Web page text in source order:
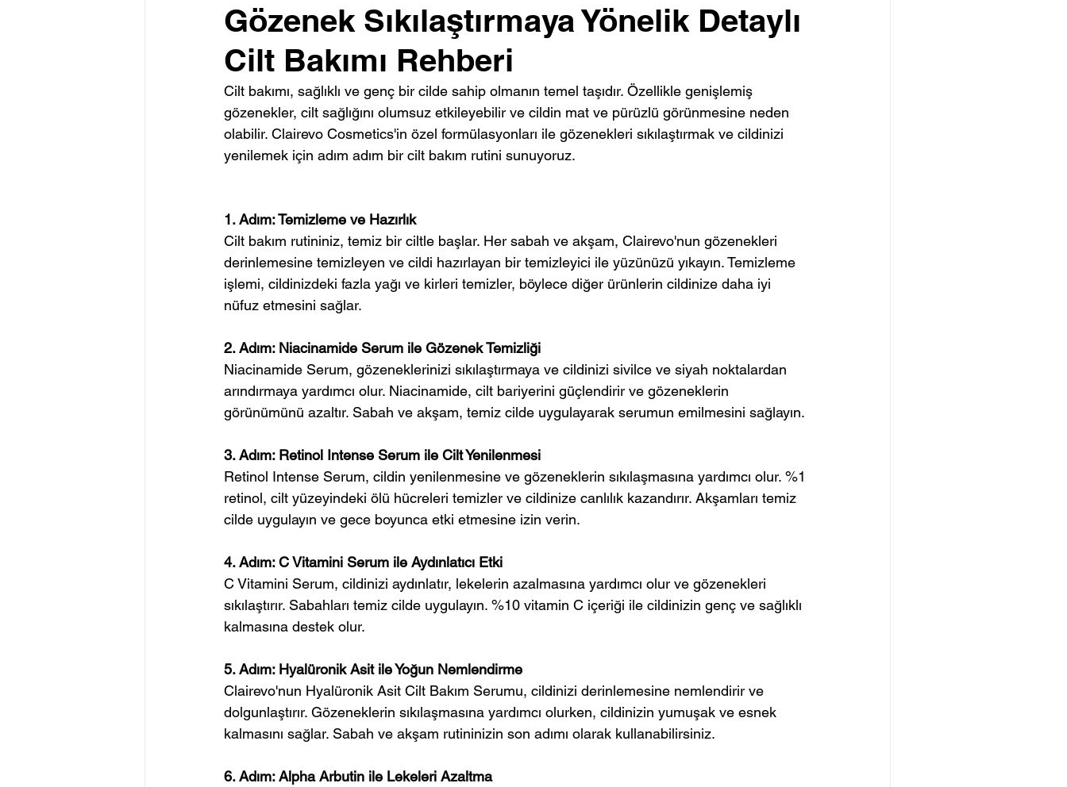
Gözenek Sıkılaştırmaya Yönelik Detaylı
Cilt Bakımı Rehberi
Cilt bakımı, sağlıklı ve genç bir cilde sahip olmanın temel taşıdır. Özellikle genişlemiş
gözenekler, cilt sağlığını olumsuz etkileyebilir ve cildin mat ve pürüzlü görünmesine neden
olabilir. Clairevo Cosmetics'in özel formülasyonları ile gözenekleri sıkılaştırmak ve cildinizi
yenilemek için adım adım bir cilt bakım rutini sunuyoruz.
1. Adım: Temizleme ve Hazırlık
Cilt bakım rutininiz, temiz bir ciltle başlar. Her sabah ve akşam, Clairevo'nun gözenekleri
derinlemesine temizleyen ve cildi hazırlayan bir temizleyici ile yüzünüzü yıkayın. Temizleme
işlemi, cildinizdeki fazla yağı ve kirleri temizler, böylece diğer ürünlerin cildinize daha iyi
nüfuz etmesini sağlar.
2. Adım: Niacinamide Serum ile Gözenek Temizliği
Niacinamide Serum, gözeneklerinizi sıkılaştırmaya ve cildinizi sivilce ve siyah noktalardan
arındırmaya yardımcı olur. Niacinamide, cilt bariyerini güçlendirir ve gözeneklerin
görünümünü azaltır. Sabah ve akşam, temiz cilde uygulayarak serumun emilmesini sağlayın.
3. Adım: Retinol Intense Serum ile Cilt Yenilenmesi
Retinol Intense Serum, cildin yenilenmesine ve gözeneklerin sıkılaşmasına yardımcı olur. %1
retinol, cilt yüzeyindeki ölü hücreleri temizler ve cildinize canlılık kazandırır. Akşamları temiz
cilde uygulayın ve gece boyunca etki etmesine izin verin.
4. Adım: C Vitamini Serum ile Aydınlatıcı Etki
C Vitamini Serum, cildinizi aydınlatır, lekelerin azalmasına yardımcı olur ve gözenekleri
sıkılaştırır. Sabahları temiz cilde uygulayın. %10 vitamin C içeriği ile cildinizin genç ve sağlıklı
kalmasına destek olur.
5. Adım: Hyalüronik Asit ile Yoğun Nemlendirme
Clairevo'nun Hyalüronik Asit Cilt Bakım Serumu, cildinizi derinlemesine nemlendirir ve
dolgunlaştırır. Gözeneklerin sıkılaşmasına yardımcı olurken, cildinizin yumuşak ve esnek
kalmasını sağlar. Sabah ve akşam rutininizin son adımı olarak kullanabilirsiniz.
6. Adım: Alpha Arbutin ile Lekeleri Azaltma